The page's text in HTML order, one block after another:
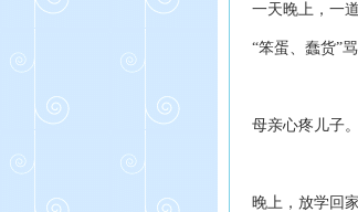
一天晚上，一
“笨蛋、蠢货”
母亲心疼儿子
晚上，放学回